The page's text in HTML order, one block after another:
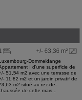
+/- 63,36 m²
Dommeldange
I d'une superficie de
51,54 m2 avec une terrasse de
11,82 m2 et un jardin privatif de
m2 situé au rez-de-
de cette mais...